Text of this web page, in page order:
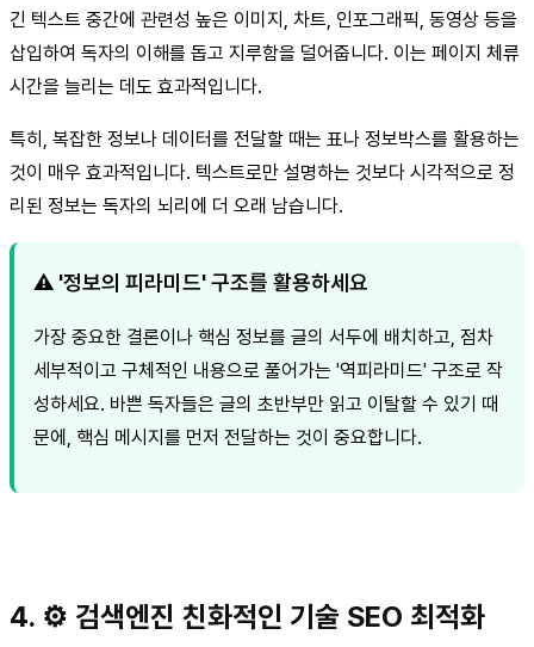
긴 텍스트 중간에 관련성 높은 이미지, 차트, 인포그래픽, 동영상 등을
삽입하여 독자의 이해를 돕고 지루함을 덜어줍니다. 이는 페이지 체류
시간을 늘리는 데도 효과적입니다.
특히, 복잡한 정보나 데이터를 전달할 때는 표나 정보박스를 활용하는
것이 매우 효과적입니다. 텍스트로만 설명하는 것보다 시각적으로 정
리된 정보는 독자의 뇌리에 더 오래 남습니다.
⚠️ '정보의 피라미드' 구조를 활용하세요
가장 중요한 결론이나 핵심 정보를 글의 서두에 배치하고, 점차
세부적이고 구체적인 내용으로 풀어가는 '역피라미드' 구조로 작
성하세요. 바쁜 독자들은 글의 초반부만 읽고 이탈할 수 있기 때
문에, 핵심 메시지를 먼저 전달하는 것이 중요합니다.
4. ⚙️ 검색엔진 친화적인 기술 SEO 최적화